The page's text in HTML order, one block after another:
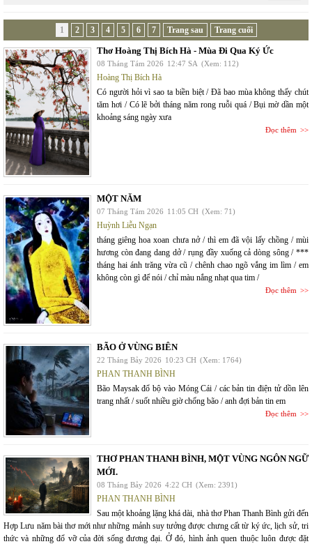
1 2 3 4 5 6 7 Trang sau Trang cuối
Thơ Hoàng Thị Bích Hà - Mùa Đi Qua Ký Ức
08 Tháng Tám 2026 12:47 SA (Xem: 112)
Hoàng Thị Bích Hà
Có người hỏi vì sao ta biền biệt / Đã bao mùa không thấy chút
tăm hơi / Có lẽ bởi tháng năm rong ruỗi quá / Bụi mờ dần một
khoảng sáng ngày xưa
Đọc thêm
MỘT NĂM
07 Tháng Tám 2026 11:05 CH (Xem: 71)
Huỳnh Liễu Ngạn
tháng giêng hoa xoan chưa nở / thì em đã vội lấy chồng / mùi
hương còn đang dang dở / rụng đầy xuống cả dòng sông / ***
tháng hai ánh trăng vừa cũ / chênh chao ngõ vắng im lìm / em
không còn gì để nói / chỉ màu nắng nhạt qua tim /
Đọc thêm
BÃO Ở VÙNG BIÊN
22 Tháng Bảy 2026 10:23 CH (Xem: 1764)
PHAN THANH BÌNH
Bão Maysak đổ bộ vào Móng Cái / các bản tin điện tử dồn lên
trang nhất / suốt nhiều giờ chống bão / anh đợi bản tin em
Đọc thêm
THƠ PHAN THANH BÌNH, MỘT VÙNG NGÔN NGỮ
MỚI.
08 Tháng Bảy 2026 4:22 CH (Xem: 2391)
PHAN THANH BÌNH
Sau một khoảng lặng khá dài, nhà thơ Phan Thanh Bình gửi đến
Hợp Lưu năm bài thơ mới như những mảnh suy tưởng được chưng cất từ ký ức, lịch sử, tri
thức và những đổ vỡ của đời sống đương đại. Ở đó, hình ảnh quen thuộc luôn được đặt